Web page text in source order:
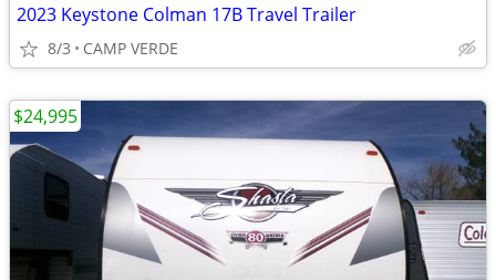
2023 Keystone Colman 17B Travel Trailer
8/3 CAMP VERDE
$24,995